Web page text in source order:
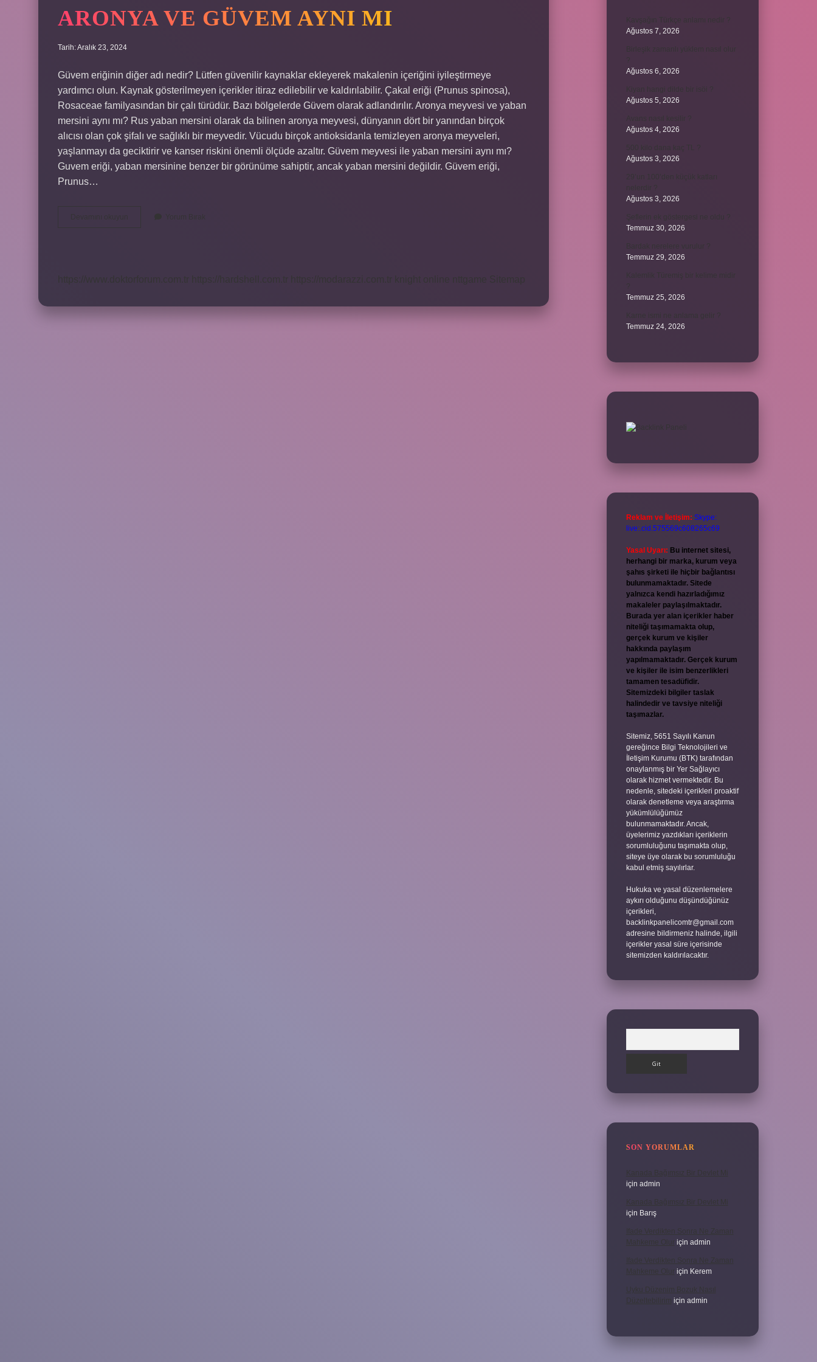
ARONYA VE GÜVEM AYNI MI
Tarih: Aralık 23, 2024
Güvem eriğinin diğer adı nedir? Lütfen güvenilir kaynaklar ekleyerek makalenin içeriğini iyileştirmeye
yardımcı olun. Kaynak gösterilmeyen içerikler itiraz edilebilir ve kaldırılabilir. Çakal eriği (Prunus spinosa),
Rosaceae familyasından bir çalı türüdür. Bazı bölgelerde Güvem olarak adlandırılır. Aronya meyvesi ve yaban
mersini aynı mı? Rus yaban mersini olarak da bilinen aronya meyvesi, dünyanın dört bir yanından birçok
alıcısı olan çok şifalı ve sağlıklı bir meyvedir. Vücudu birçok antioksidanla temizleyen aronya meyveleri,
yaşlanmayı da geciktirir ve kanser riskini önemli ölçüde azaltır. Güvem meyvesi ile yaban mersini aynı mı?
Guvem eriği, yaban mersinine benzer bir görünüme sahiptir, ancak yaban mersini değildir. Güvem eriği,
Prunus…
Ağustos 7, 2026
Ağustos 6, 2026
Ağustos 5, 2026
Ağustos 4, 2026
Ağustos 3, 2026
Ağustos 3, 2026
Temmuz 30, 2026
Temmuz 29, 2026
Temmuz 25, 2026
Temmuz 24, 2026
Reklam ve İletişim: Skype:
live:.cid.575569c608265c69
Yasal Uyarı: Bu internet sitesi,
herhangi bir marka, kurum veya
şahıs şirketi ile hiçbir bağlantısı
bulunmamaktadır. Sitede
yalnızca kendi hazırladığımız
makaleler paylaşılmaktadır.
Burada yer alan içerikler haber
niteliği taşımamakta olup,
gerçek kurum ve kişiler
hakkında paylaşım
yapılmamaktadır. Gerçek kurum
ve kişiler ile isim benzerlikleri
tamamen tesadüfidir.
Sitemizdeki bilgiler taslak
halindedir ve tavsiye niteliği
taşımazlar.
Sitemiz, 5651 Sayılı Kanun
gereğince Bilgi Teknolojileri ve
İletişim Kurumu (BTK) tarafından
onaylanmış bir Yer Sağlayıcı
olarak hizmet vermektedir. Bu
nedenle, sitedeki içerikleri proaktif
olarak denetleme veya araştırma
yükümlülüğümüz
bulunmamaktadır. Ancak,
üyelerimiz yazdıkları içeriklerin
sorumluluğunu taşımakta olup,
siteye üye olarak bu sorumluluğu
kabul etmiş sayılırlar.
Hukuka ve yasal düzenlemelere
aykırı olduğunu düşündüğünüz
içerikleri,
backlinkpanelicomtr@gmail.com
adresine bildirmeniz halinde, ilgili
içerikler yasal süre içerisinde
sitemizden kaldırılacaktır.
SON YORUMLAR
Kanada Bağımsız Bir Devlet Mi
için admin
Kanada Bağımsız Bir Devlet Mi
için Barış
Ifade Verdikten Sonra Ne Zaman
Mahkeme Olur için admin
Ifade Verdikten Sonra Ne Zaman
Mahkeme Olur için Kerem
Uyku Düzenim Bozuk Nasıl
Düzeltebilirim
için admin